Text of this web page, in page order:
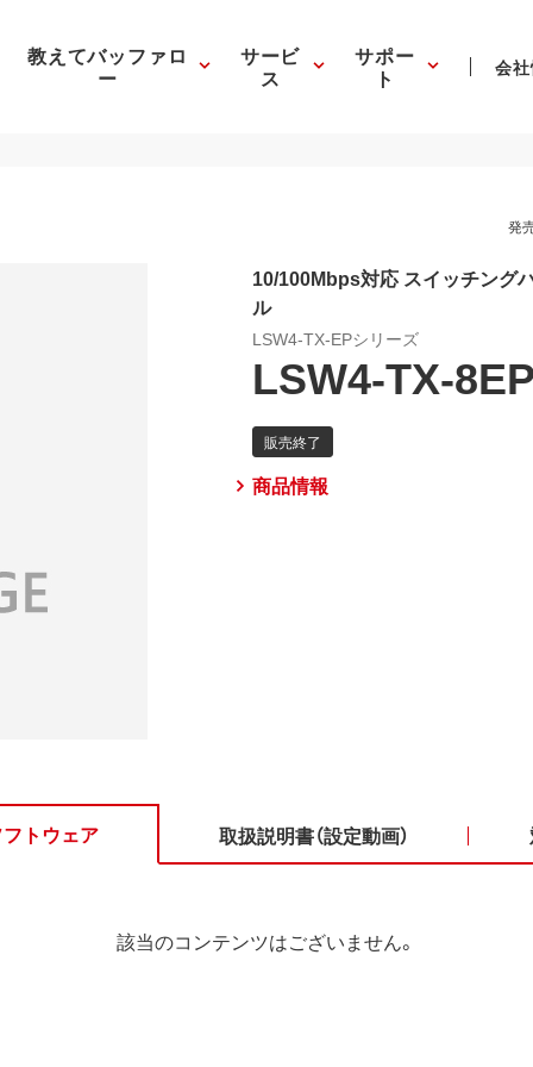
教えてバッファロ
ー
サービ
ス
サポー
ト 会
発
10/100Mbps対応 スイッチング
ル
LSW4-TX-EPシリーズ
LSW4-TX-
商品情報
トウェア 取扱説明書（設定動画）
該当のコンテンツはございません。